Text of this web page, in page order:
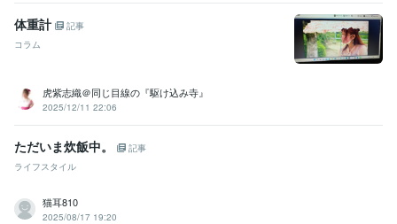
体重計
記事
コラム
虎紫志織＠同じ目線の『駆け込み寺』
2025/12/11 22:06
ただいま炊飯中。
記事
ライフスタイル
猫耳810
2025/08/17 19:20